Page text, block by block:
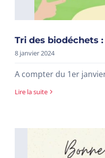
Tri des biodéchets
8 janvier 2024
A compter du 1er
Lire la suite